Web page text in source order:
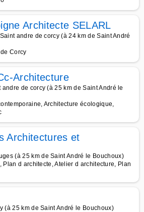
Architecte SELARL
andre de corcy (à 24 km de Saint André
Corcy
Architecture
de corcy (à 25 km de Saint André le
Architecture écologique,
Architectures et
(à 25 km de Saint André le Bouchoux)
Plan d architecte, Atelier d architecture, Plan
(à 25 km de Saint André le Bouchoux)